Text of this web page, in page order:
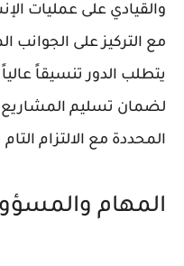
والقيادي على عمليات
مع التركيز على الجوانب
يتطلب الدور تنسيقاً
لضمان تسليم المشاريع
المحددة مع الالتزام
المهام